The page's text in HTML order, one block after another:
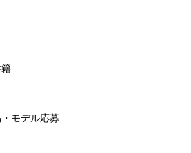
モデル応募